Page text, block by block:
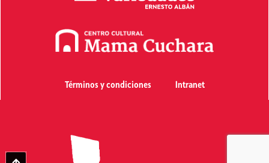
Términos y condiciones Intranet